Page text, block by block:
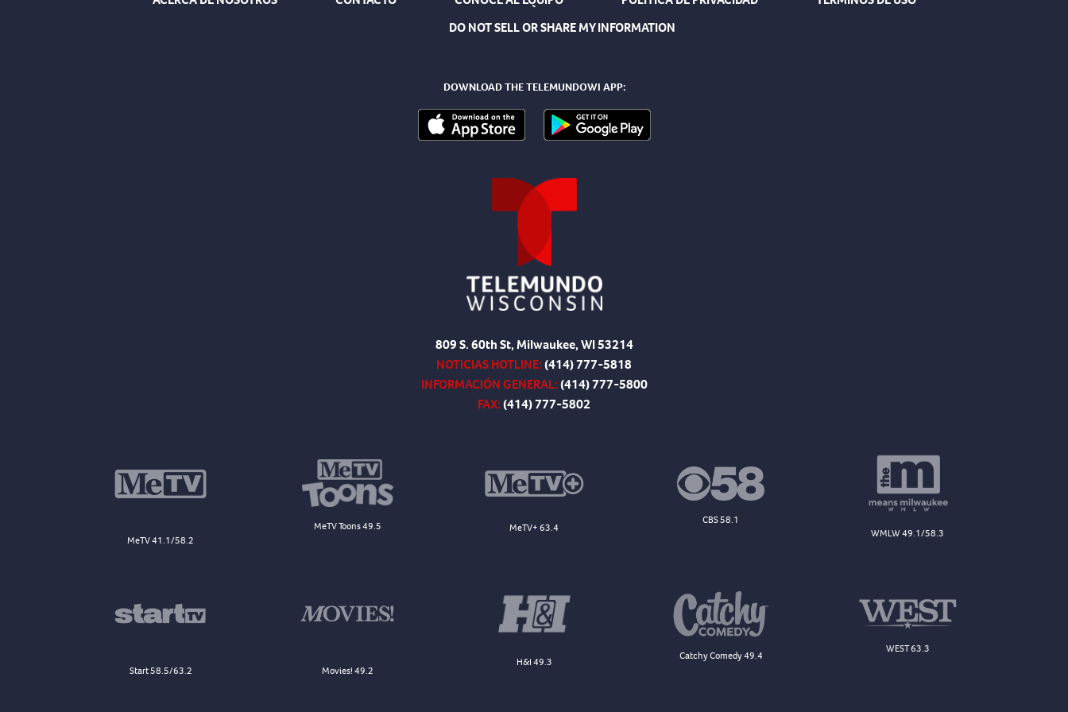
DO NOT SELL OR SHARE MY INFORMATION
DOWNLOAD THE TELEMUNDOWI APP:
809 S. 60th St, Milwaukee, WI 53214
NOTICIAS HOTLINE:(414) 777-5818
INFORMACIÓN GENERAL:(414) 777-5800
FAX:(414) 777-5802
MeTV 41.1/58.2
MeTV Toons 49.5 MeTV+ 63.4
CBS 58.1
WMLW 49.1/58.3
Start 58.5/63.2 Movies! 49.2
H&I 49.3
Catchy Comedy 49.4
WEST 63.3